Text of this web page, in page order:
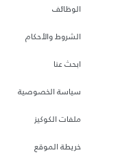
الوظائف
الشروط والأحكام
ابحث عنا
سياسة الخصوصية
ملفات الكوكيز
خريطة الموقع